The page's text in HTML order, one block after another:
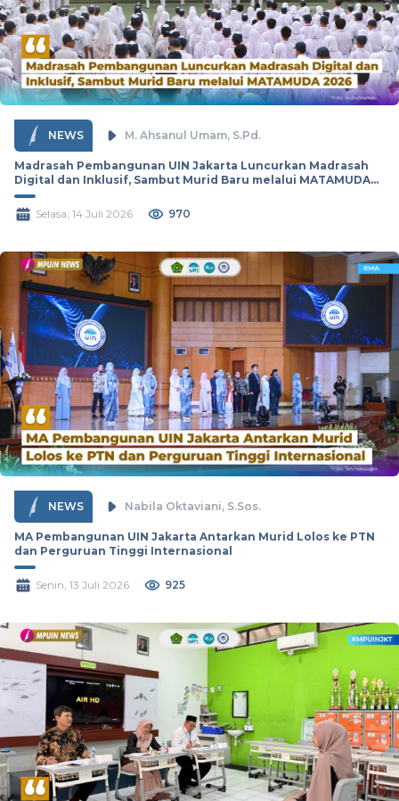
NEWS M. Ahsanul Umam, S.Pd.
Madrasah Pembangunan UIN Jakarta Luncurkan Madrasah
Digital dan Inklusif, Sambut Murid Baru melalui MATAMUDA
2026
Selasa, 14 Juli 2026
970
NEWS Nabila Oktaviani, S.Sos.
MA Pembangunan UIN Jakarta Antarkan Murid Lolos ke PTN
dan Perguruan Tinggi Internasional
Senin, 13 Juli 2026 925